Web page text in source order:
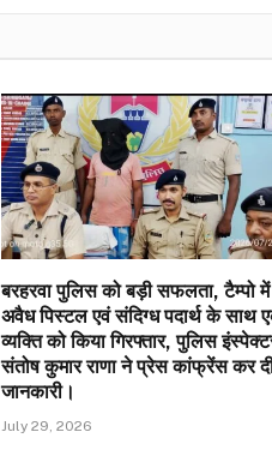
बरहरवा पुलिस को बड़ी सफलता, टैम्पो में
अवैध पिस्टल एवं संदिग्ध पदार्थ के साथ
व्यक्ति को किया गिरफ्तार, पुलिस
संतोष कुमार राणा ने प्रेस कांफ्रेंस कर
जानकारी।
July 29, 2026